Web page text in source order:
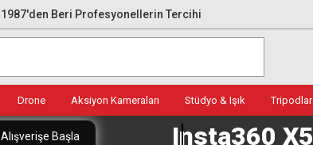
1987'den Beri Profesyonellerin Tercihi
Drone Aksiyon Kameraları Stüdyo & Işık Tripodlar
Alışverişe Başla Insta360 X5